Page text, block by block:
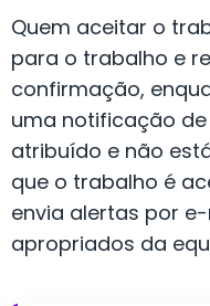
Quem aceitar o
para o trabalho e
confirmação,
uma notificação
atribuído e não
que o trabalho é
envia alertas por
apropriados da